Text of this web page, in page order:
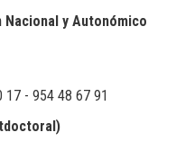
Nacional y Autonómico
- 954 48 67 91